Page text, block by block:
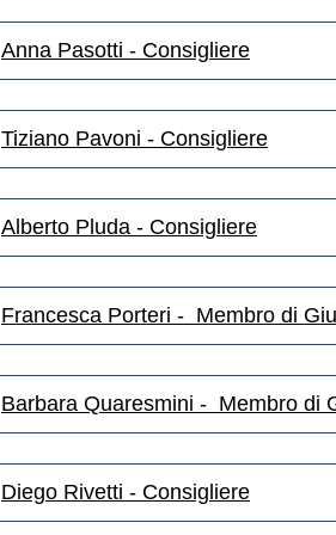
Anna Pasotti - Consigliere
Tiziano Pavoni - Consigliere
Alberto Pluda - Consigliere
Francesca Porteri - Membro di
Barbara Quaresmini - Membro di
Diego Rivetti - Consigliere